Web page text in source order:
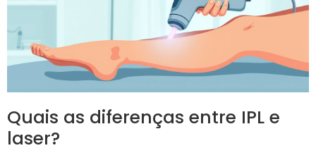
Quais as diferenças entre IPL e
laser?